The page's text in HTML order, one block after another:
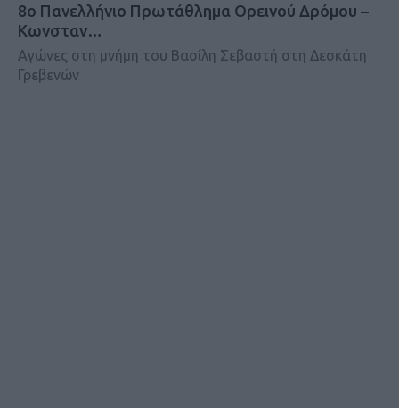
8ο Πανελλήνιο Πρωτάθλημα Ορεινού Δρόμου –
Κωνσταν…
Αγώνες στη μνήμη του Βασίλη Σεβαστή στη Δεσκάτη
Γρεβενών